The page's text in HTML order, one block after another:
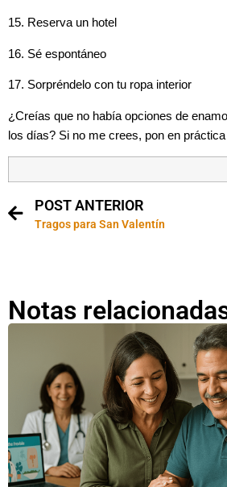
15. Reserva un hotel
16. Sé espontáneo
17. Sorpréndelo con tu ropa interior
¿Creías que no había opciones de
los días? Si no me crees, pon en
POST ANTERIOR
Tragos para San Valentín
Notas